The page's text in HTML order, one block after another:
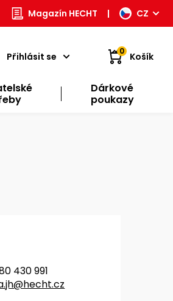
Magazín HECHT | CZ
Přihlásit se 0 Košík
Dárkové
poukazy
430 991